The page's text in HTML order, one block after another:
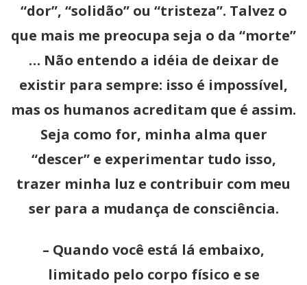
“dor”, “solidão” ou “tristeza”. Talvez o
que mais me preocupa seja o da “morte”
… Não entendo a idéia de deixar de
existir para sempre: isso é impossível,
mas os humanos acreditam que é assim.
Seja como for, minha alma quer
“descer” e experimentar tudo isso,
trazer minha luz e contribuir com meu
ser para a mudança de consciência.
– Quando você está lá embaixo,
limitado pelo corpo físico e se